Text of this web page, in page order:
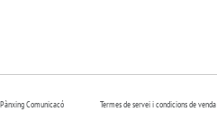
Comunicacó Termes de servei i condicions de venda